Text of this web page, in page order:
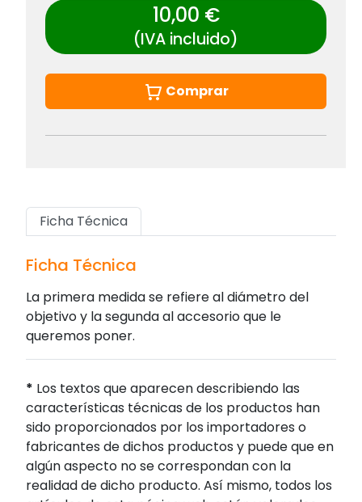
10,00 €
(IVA incluido)
Comprar
Ficha Técnica
Ficha Técnica
La primera medida se refiere al diámetro del
objetivo y la segunda al accesorio que le
queremos poner.
* Los textos que aparecen describiendo las
características técnicas de los productos han
sido proporcionados por los importadores o
fabricantes de dichos productos y puede que en
algún aspecto no se correspondan con la
realidad de dicho producto. Así mismo, todos los